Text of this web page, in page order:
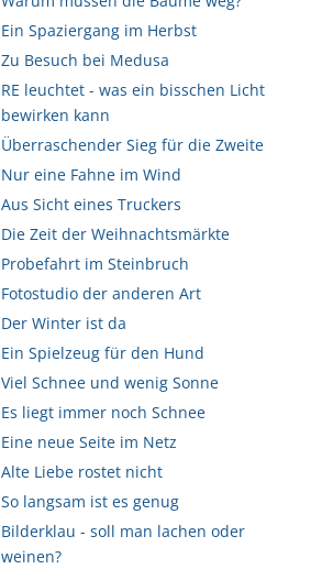
Ein Spaziergang im Herbst
Zu Besuch bei Medusa
RE leuchtet - was ein bisschen Licht
bewirken kann
Überraschender Sieg für die Zweite
Nur eine Fahne im Wind
Aus Sicht eines Truckers
Die Zeit der Weihnachtsmärkte
Probefahrt im Steinbruch
Fotostudio der anderen Art
Der Winter ist da
Ein Spielzeug für den Hund
Viel Schnee und wenig Sonne
Es liegt immer noch Schnee
Eine neue Seite im Netz
Alte Liebe rostet nicht
So langsam ist es genug
Bilderklau - soll man lachen oder
weinen?